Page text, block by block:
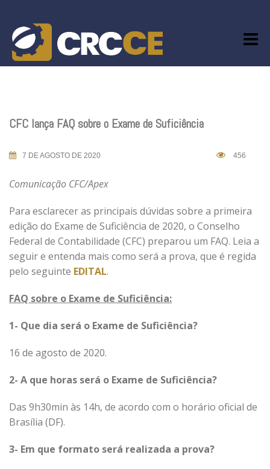
content
CFC lança FAQ sobre o Exame de Suficiência
7 DE AGOSTO DE 2020 456
Comunicação CFC/Apex
Para esclarecer as principais dúvidas sobre a primeira
edição do Exame de Suficiência de 2020, o Conselho
Federal de Contabilidade (CFC) preparou um FAQ. Leia a
seguir e entenda mais como será a prova, que é regida
pelo seguinte EDITAL.
FAQ sobre o Exame de Suficiência:
1- Que dia será o Exame de Suficiência?
16 de agosto de 2020.
2- A que horas será o Exame de Suficiência?
Das 9h30min às 14h, de acordo com o horário oficial de
Brasília (DF).
3- Em que formato será realizada a prova?